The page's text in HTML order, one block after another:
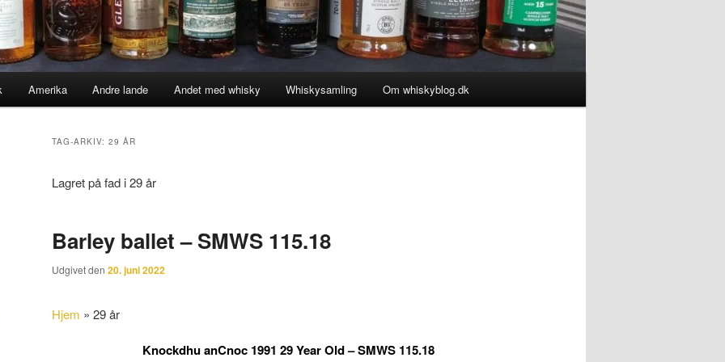
Amerika Andre lande Andet med whisky Whiskysamling Om whiskyblog.dk
TAG-ARKIV: 29 ÅR
Lagret på fad i 29 år
Barley ballet – SMWS 115.18
Udgivet den 20. juni 2022
Hjem » 29 år
Knockdhu anCnoc 1991 29 Year Old – SMWS 115.18